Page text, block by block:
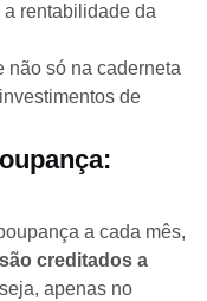
rentabilidade da
não só na caderneta
de
a cada mês,
creditados a
apenas no